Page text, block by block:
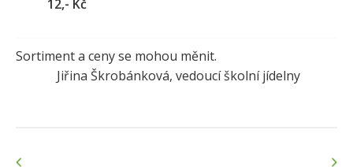
12,- Kč
Sortiment a ceny se mohou měnit.
Jiřina Škrobánková, vedoucí školní jídelny